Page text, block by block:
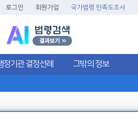
로그인 회원가입 국가법령 만족도조사
글씨크기확대
글씨크기확대초기화
글씨크기축소
정기관 결정선례 그밖의 정보